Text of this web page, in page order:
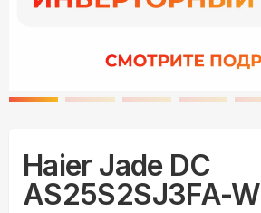
Haier Jade DC
AS25S2SJ3FA-W